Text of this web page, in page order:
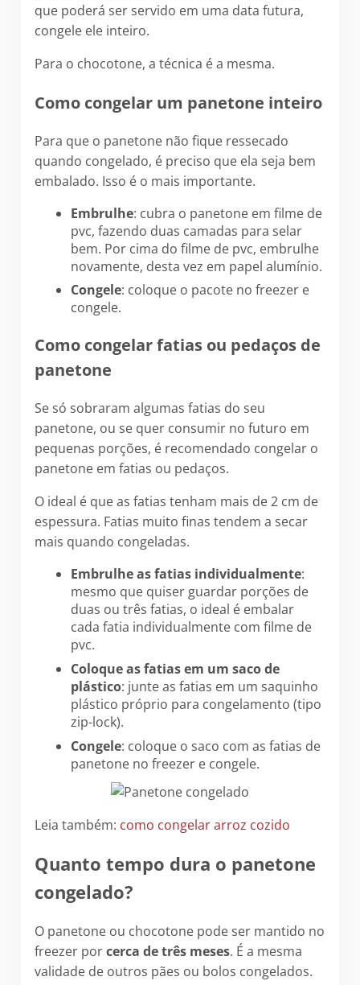
que poderá ser servido em uma data futura,
congele ele inteiro.
Para o chocotone, a técnica é a mesma.
Como congelar um panetone inteiro
Para que o panetone não fique ressecado
quando congelado, é preciso que ela seja bem
embalado. Isso é o mais importante.
Embrulhe: cubra o panetone em filme de
pvc, fazendo duas camadas para selar
bem. Por cima do filme de pvc, embrulhe
novamente, desta vez em papel alumínio.
Congele: coloque o pacote no freezer e
congele.
Como congelar fatias ou pedaços de
panetone
Se só sobraram algumas fatias do seu
panetone, ou se quer consumir no futuro em
pequenas porções, é recomendado congelar o
panetone em fatias ou pedaços.
O ideal é que as fatias tenham mais de 2 cm de
espessura. Fatias muito finas tendem a secar
mais quando congeladas.
Embrulhe as fatias individualmente:
mesmo que quiser guardar porções de
duas ou três fatias, o ideal é embalar
cada fatia individualmente com filme de
pvc.
Coloque as fatias em um saco de
plástico: junte as fatias em um saquinho
plástico próprio para congelamento (tipo
zip-lock).
Congele: coloque o saco com as fatias de
panetone no freezer e congele.
Leia também: como congelar arroz cozido
Quanto tempo dura o panetone
congelado?
O panetone ou chocotone pode ser mantido no
freezer porcerca de três meses. É a mesma
validade de outros pães ou bolos congelados.